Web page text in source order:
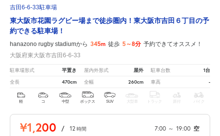
吉田6-6-33駐車場
東大阪市花園ラグビー場まで徒歩圏内！東大阪市吉田６丁目の予
約できる駐車場！
hanazono rugby stadiumから 345m 徒歩 5～8分 予約できてオススメ！
大阪府東大阪市吉田6-6-33
駐車場形式 平置き 屋内外形式 屋外 駐車台数 1台
全長 470cm 全幅 260cm 車高 -
軽 コ 中型 ボックス SUV 大型車 トラック 原付 バイク
¥1,200 / 12 時間 7:00 ～ 19:00 空